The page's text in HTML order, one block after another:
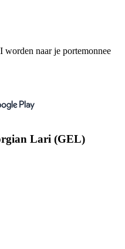
naar je portemonnee
Lari (GEL)